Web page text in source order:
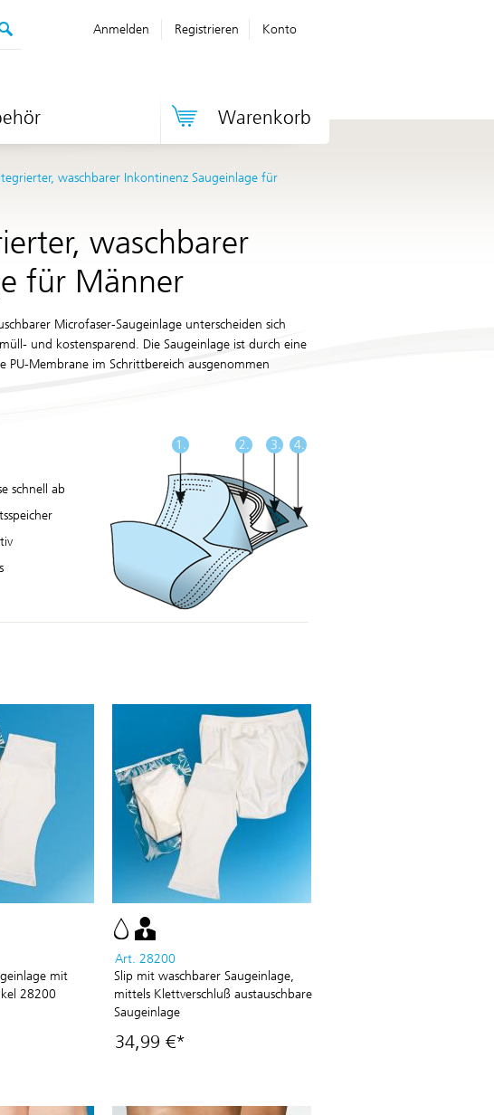
Konto
Anmelden Registrieren
Warenkorb
waschbarer Inkontinenz Saugeinlage für
waschbarer
für Männer
Microfaser-Saugeinlage unterscheiden sich
und kostensparend. Die Saugeinlage ist durch eine
PU-Membrane im Schrittbereich ausgenommen
schnell ab
mit
28200
Art. 28200
Slip mit waschbarer Saugeinlage,
mittels Klettverschluß austauschbare
Saugeinlage
34,99 €*